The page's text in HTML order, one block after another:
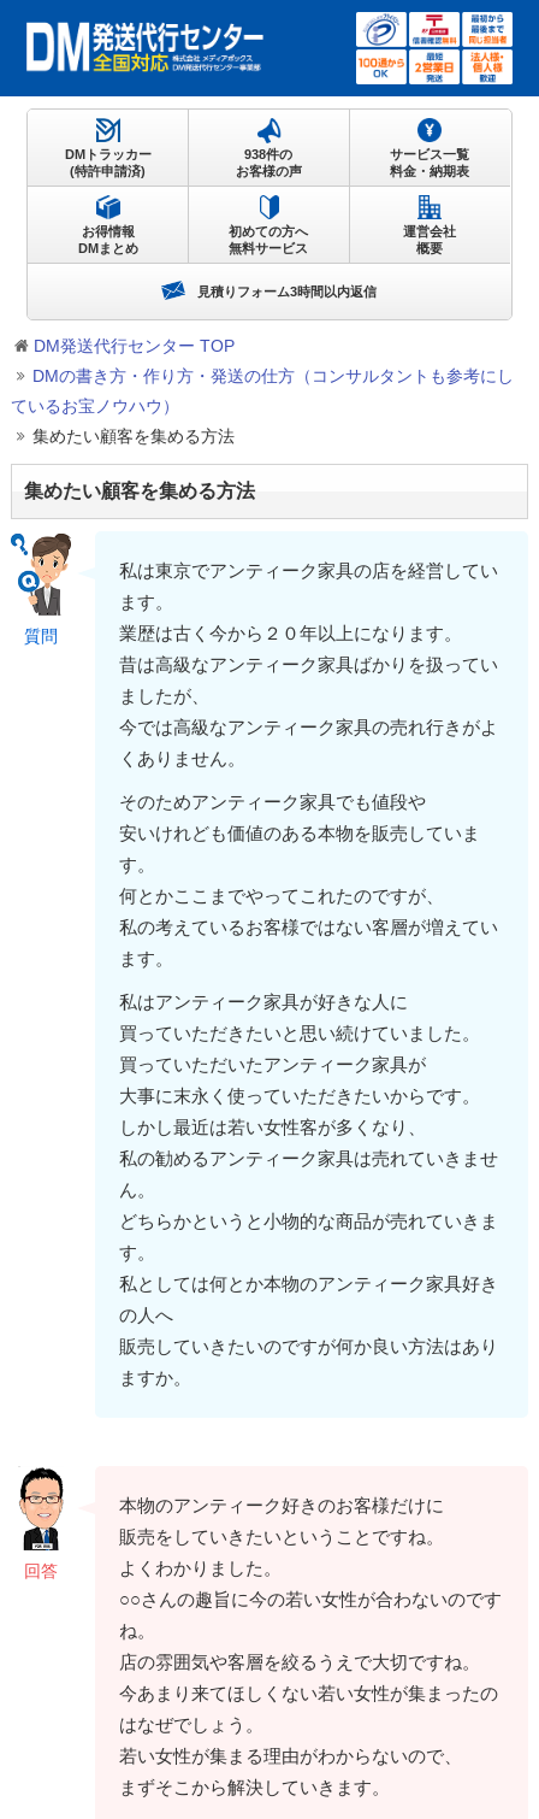
DM発送代行センター TOP
DMの書き方・作り方・発送の仕方（コンサルタントも参考にし
ているお宝ノウハウ）
集めたい顧客を集める方法
集めたい顧客を集める方法
質問
私は東京でアンティーク家具の店を経営してい
ます。
業歴は古く今から２０年以上になります。
昔は高級なアンティーク家具ばかりを扱ってい
ましたが、
今では高級なアンティーク家具の売れ行きがよ
くありません。
そのためアンティーク家具でも値段や
安いけれども価値のある本物を販売していま
す。
何とかここまでやってこれたのですが、
私の考えているお客様ではない客層が増えてい
ます。
私はアンティーク家具が好きな人に
買っていただきたいと思い続けていました。
買っていただいたアンティーク家具が
大事に末永く使っていただきたいからです。
しかし最近は若い女性客が多くなり、
私の勧めるアンティーク家具は売れていきませ
ん。
どちらかというと小物的な商品が売れていきま
す。
私としては何とか本物のアンティーク家具好き
の人へ
販売していきたいのですが何か良い方法はあり
ますか。
回答
本物のアンティーク好きのお客様だけに
販売をしていきたいということですね。
よくわかりました。
○○さんの趣旨に今の若い女性が合わないのです
ね。
店の雰囲気や客層を絞るうえで大切ですね。
今あまり来てほしくない若い女性が集まったの
はなぜでしょう。
若い女性が集まる理由がわからないので、
まずそこから解決していきます。
DMトラッカー
(特許申請済)
938件の
お客様の声
サービス一覧
料金・納期表
お得情報
DMまとめ
初めての方へ
無料サービス
運営会社
概要
見積りフォーム3時間以内返信